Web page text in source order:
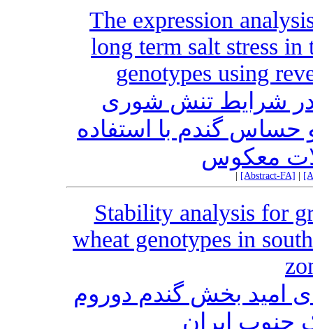
The expression
long term salt stress in
genotypes using
در شرایط تنش شوری
حساس گندم با استفاده
معکوس
[Abstract-FA]
Stability analysis for
wheat genotypes in
امید بخش گندم دوروم
جنوب ایران